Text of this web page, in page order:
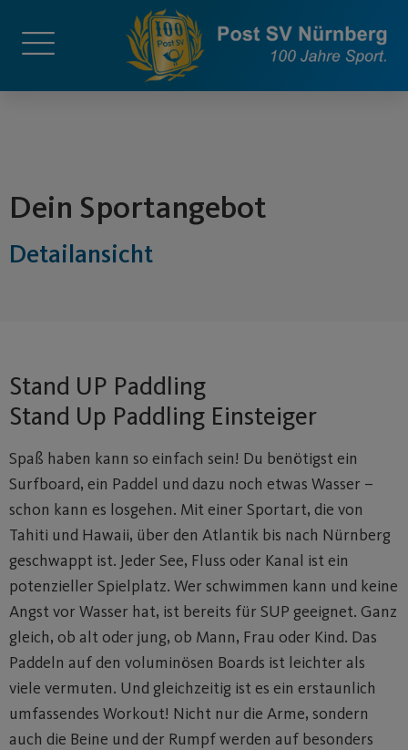
Dein Sportangebot
Detailansicht
Stand UP Paddling
Stand Up Paddling Einsteiger
Spaß haben kann so einfach sein! Du benötigst ein
Surfboard, ein Paddel und dazu noch etwas Wasser –
schon kann es losgehen. Mit einer Sportart, die von
Tahiti und Hawaii, über den Atlantik bis nach Nürnberg
geschwappt ist. Jeder See, Fluss oder Kanal ist ein
potenzieller Spielplatz. Wer schwimmen kann und keine
Angst vor Wasser hat, ist bereits für SUP geeignet. Ganz
gleich, ob alt oder jung, ob Mann, Frau oder Kind. Das
Paddeln auf den voluminösen Boards ist leichter als
viele vermuten. Und gleichzeitig ist es ein erstaunlich
umfassendes Workout! Nicht nur die Arme, sondern
auch die Beine und der Rumpf werden auf besonders